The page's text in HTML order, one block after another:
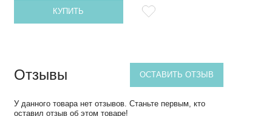
КУПИТЬ
Отзывы ОСТАВИТЬ ОТЗЫВ
У данного товара нет отзывов. Станьте первым, кто
оставил отзыв об этом товаре!